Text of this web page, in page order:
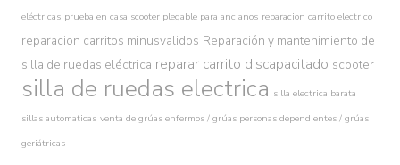
eléctricas prueba en casa scooter plegable para ancianos reparacion carrito electrico
reparacion carritos minusvalidos Reparación y mantenimiento de
silla de ruedas eléctrica reparar carrito discapacitado scooter
silla de ruedas electrica silla electrica barata
sillas automaticas venta de grúas enfermos / grúas personas dependientes / grúas
geriátricas